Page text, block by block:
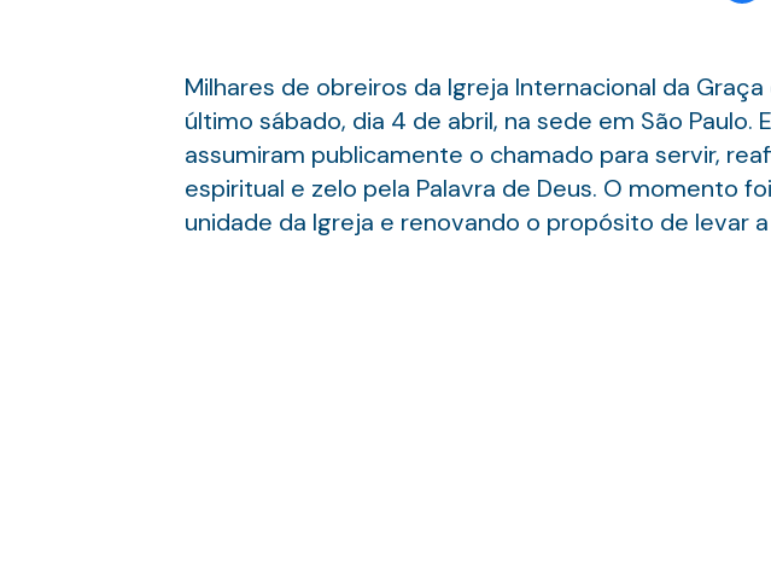
Milhares de obreiros da Igreja Internacional da
último sábado, dia 4 de abril, na sede em São
assumiram publicamente o chamado para servir,
espiritual e zelo pela Palavra de Deus. O momento
unidade da Igreja e renovando o propósito de levar